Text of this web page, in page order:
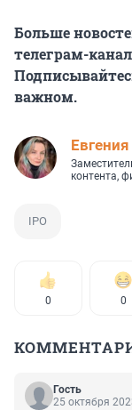
Больше
телеграм-
важном.
контента,
IPO
0 0
Гость
25 октября